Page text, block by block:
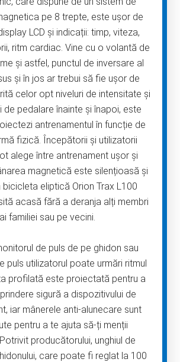
pe 8 trepte, este uşor de
LCD și indicații: timp, viteza,
ritm cardiac. Vine cu o volantă de
și astfel, punctul de inversare al
și în jos ar trebui să fie ușor de
celor opt niveluri de intensitate și
de pedalare înainte și înapoi, este
antrenamentul în funcție de
fizică. Începătorii și utilizatorii
alege între antrenament ușor și
magnetică este silențioasă și
bicicleta eliptică Orion Trax L100
acasă fără a deranja alți membri
ai familiei sau pe vecini.
de puls de pe ghidon sau
puls utilizatorul poate urmări ritmul
profilată este proiectată pentru a
sigură a dispozitivului de
iar mânerele anti-alunecare sunt
pentru a te ajuta să-ți menții
producătorului, unghiul de
care poate fi reglat la 100